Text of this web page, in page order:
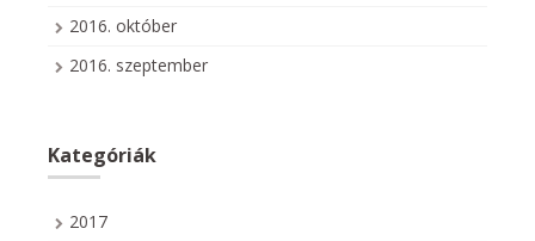
2016. október
2016. szeptember
Kategóriák
2017